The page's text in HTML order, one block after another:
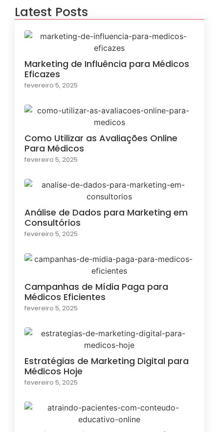
Latest Posts
Marketing de Influência para Médicos
Eficazes
fevereiro 5, 2025
Como Utilizar as Avaliações Online
Para Médicos
fevereiro 5, 2025
Análise de Dados para Marketing em
Consultórios
fevereiro 5, 2025
Campanhas de Mídia Paga para
Médicos Eficientes
fevereiro 5, 2025
Estratégias de Marketing Digital para
Médicos Hoje
fevereiro 5, 2025